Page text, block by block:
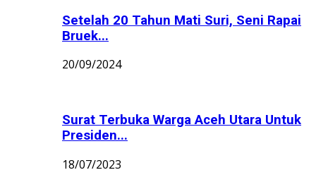
Setelah 20 Tahun Mati Suri, Seni Rapai
Bruek...
20/09/2024
Surat Terbuka Warga Aceh Utara Untuk
Presiden...
18/07/2023